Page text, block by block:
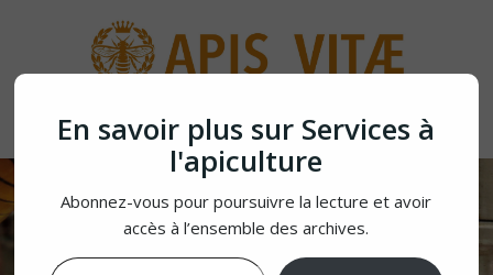
au
contenu
En savoir plus sur Services à
l'apiculture
Abonnez-vous pour poursuivre la lecture et avoir
accès à l’ensemble des archives.
Saisissez votre adresse e-mail…